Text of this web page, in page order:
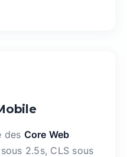
des Core Web
2.5s, CLS sous